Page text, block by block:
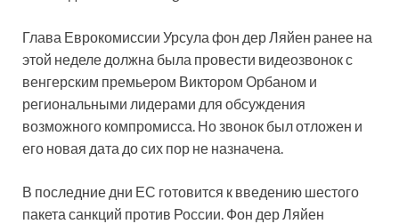
Глава Еврокомиссии Урсула фон дер Ляйен ранее на
этой неделе должна была провести видеозвонок с
венгерским премьером Виктором Орбаном и
региональными лидерами для обсуждения
возможного компромисса. Но звонок был отложен и
его новая дата до сих пор не назначена.
В последние дни ЕС готовится к введению шестого
пакета санкций против России. Фон дер Ляйен